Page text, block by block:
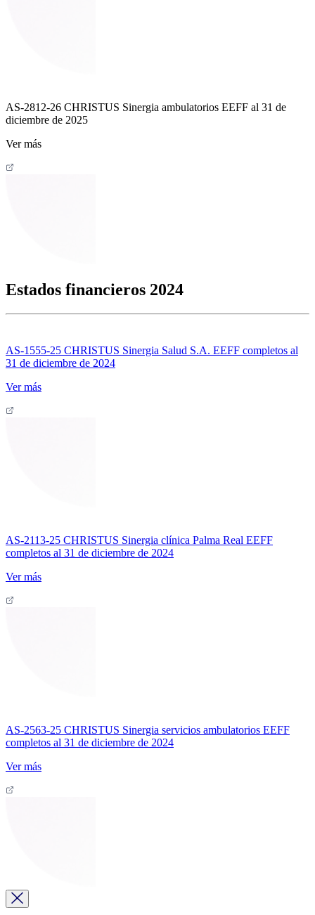
AS-2812-26 CHRISTUS Sinergia ambulatorios EEFF al 31 de
diciembre de 2025
Ver más
Estados financieros 2024
AS-1555-25 CHRISTUS Sinergia Salud S.A. EEFF completos al
31 de diciembre de 2024
Ver más
AS-2113-25 CHRISTUS Sinergia clínica Palma Real EEFF
completos al 31 de diciembre de 2024
Ver más
AS-2563-25 CHRISTUS Sinergia servicios ambulatorios EEFF
completos al 31 de diciembre de 2024
Ver más